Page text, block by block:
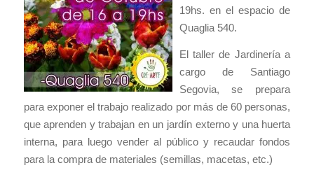
19hs. en el espacio de
Quaglia 540.
El taller de Jardinería a
cargo de Santiago
Segovia, se prepara
para exponer el trabajo realizado por más de 60 personas,
que aprenden y trabajan en un jardín externo y una huerta
interna, para luego vender al público y recaudar fondos
para la compra de materiales (semillas, macetas, etc.)